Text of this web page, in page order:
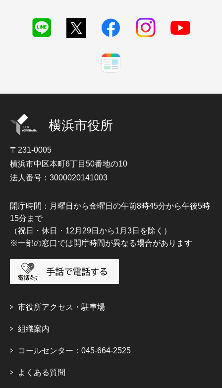
横浜市役所
〒231-0005
横浜市中区本町6丁目50番地の10
法人番号：3000020141003
開庁時間：月曜日から金曜日の午前8時45分から午後5時
15分まで
（祝日・休日・12月29日から1月3日を除く）
※一部の窓口では開庁時間が異なる場合があります
市役所アクセス・駐車場
組織案内
コールセンター：045-664-2525
よくある質問